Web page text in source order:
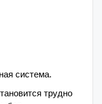
система.
трудно